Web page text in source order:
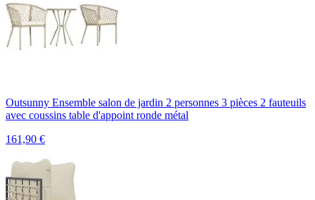
Outsunny Ensemble salon de jardin 2 personnes 3 pièces 2 fauteuils
avec coussins table d'appoint ronde métal
161,90 €